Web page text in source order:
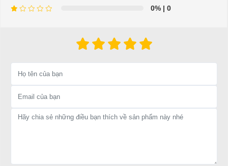
kinh doanh như sân golf, resot, khu du lịch,…
thể chở khách vừa chở được vật dụng của khách? Đây là điều
khiến bạn không thể nào bỏ qua dòng xe điện chở hàng 2 chỗ LT-
1. Đặc điểm của XE ĐIỆN SÂN GOLF LVTONG_A2.H2
0% | 0